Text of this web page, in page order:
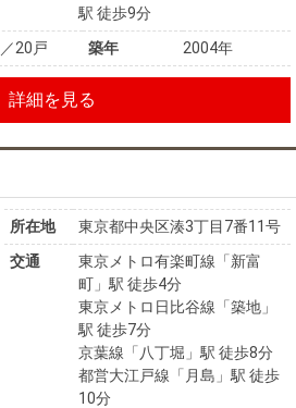
駅 徒歩9分
20戸 築年 2004年
詳細を見る
所在地
東京都中央区湊3丁目7番11号
交通
東京メトロ有楽町線「新富
町」駅 徒歩4分
東京メトロ日比谷線「築地」
駅 徒歩7分
京葉線「八丁堀」駅 徒歩8分
都営大江戸線「月島」駅 徒歩
10分